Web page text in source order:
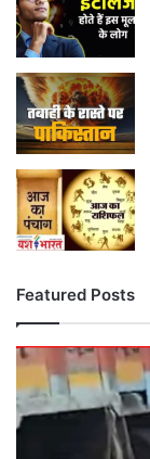
Featured Posts
दर्दनाक
हादसा:
तेज